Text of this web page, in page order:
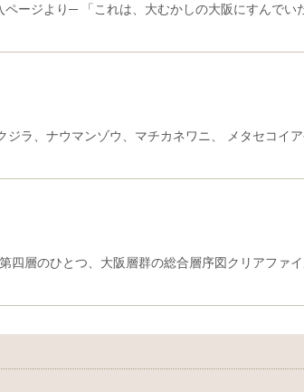
ジより─ 「これは、大むかしの大阪にすんでい
ラ、ナウマンゾウ、マチカネワニ、 メタセコイ
層のひとつ、大阪層群の総合層序図クリアファ